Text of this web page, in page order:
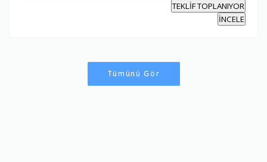
TEKLİF TOPLANIYOR
İNCELE
Tümünü Gör